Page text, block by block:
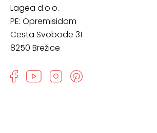
Lagea d.o.o.
PE: Opremisidom
Cesta Svobode 31
8250 Brežice